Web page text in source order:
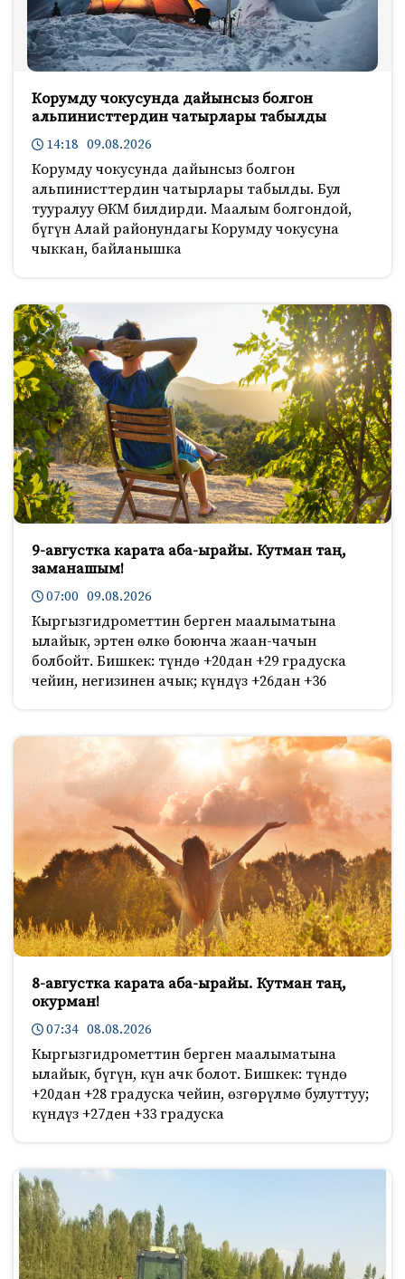
Корумду чокусунда дайынсыз болгон
альпинисттердин чатырлары табылды
14:18 09.08.2026
Корумду чокусунда дайынсыз болгон
альпинисттердин чатырлары табылды. Бул
тууралуу ӨКМ билдирди. Маалым болгондой,
бүгүн Алай районундагы Корумду чокусуна
чыккан, байланышка
9-августка карата аба-ырайы. Кутман таң,
заманашым!
07:00 09.08.2026
Кыргызгидрометтин берген маалыматына
ылайык, эртен өлкө боюнча жаан-чачын
болбойт. Бишкек: түндө +20дан +29 градуска
чейин, негизинен ачык; күндүз +26дан +36
8-августка карата аба-ырайы. Кутман таң,
окурман!
07:34 08.08.2026
Кыргызгидрометтин берген маалыматына
ылайык, бүгүн, күн ачк болот. Бишкек: түндө
+20дан +28 градуска чейин, өзгөрүлмө булуттуу;
күндүз +27ден +33 градуска